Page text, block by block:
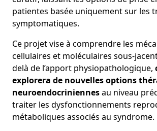
patientes basée uniquement sur les
symptomatiques.
Ce projet vise à comprendre les
cellulaires et moléculaires sous-
delà de l’apport physiopathologique,
explorera de nouvelles options
neuroendocriniennesau niveau
traiter les dysfonctionnements
métaboliques associés au syndrome.